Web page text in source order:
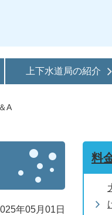
上下水道局の紹介
A
年05月01日
料